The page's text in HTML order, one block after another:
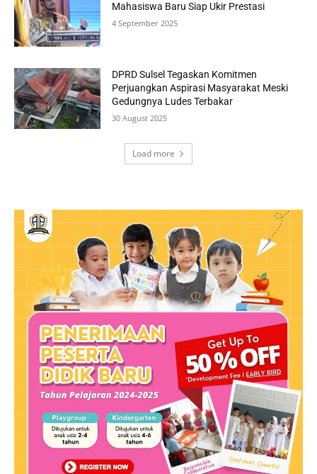
Mahasiswa Baru Siap Ukir Prestasi
4 September 2025
DPRD Sulsel Tegaskan Komitmen
Perjuangkan Aspirasi Masyarakat Meski
Gedungnya Ludes Terbakar
30 August 2025
Load more